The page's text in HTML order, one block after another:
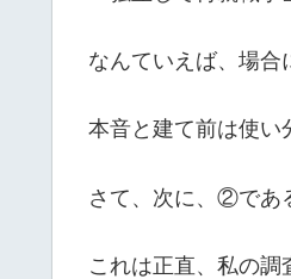
なんていえば、場合
本音と建て前は使い
さて、次に、②であ
これは正直、私の調